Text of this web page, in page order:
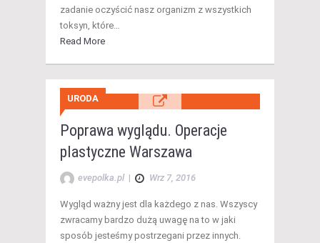
zadanie oczyścić nasz organizm z wszystkich
toksyn, które…
Read More
URODA
Poprawa wyglądu. Operacje
plastyczne Warszawa
evepolka.pl | Wrz 7, 2016
Wygląd ważny jest dla każdego z nas. Wszyscy
zwracamy bardzo dużą uwagę na to w jaki
sposób jesteśmy postrzegani przez innych.